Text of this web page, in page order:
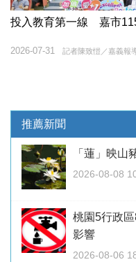
投入教育第一線 嘉市
記者陳致愷／嘉義報
2026-07-31
推薦新聞
「蓮」映
2026-08-08
桃園5行政
影響
2026-08-06